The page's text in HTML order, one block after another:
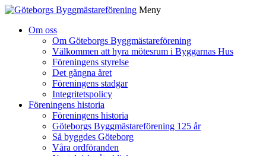
Meny
Om oss
Om Göteborgs Byggmästareförening
Välkommen att hyra mötesrum i Byggarnas Hus
Föreningens styrelse
Det gångna året
Föreningens stadgar
Integritetspolicy
Föreningens historia
Föreningens historia
Göteborgs Byggmästareförening 125 år
Så byggdes Göteborg
Våra ordföranden